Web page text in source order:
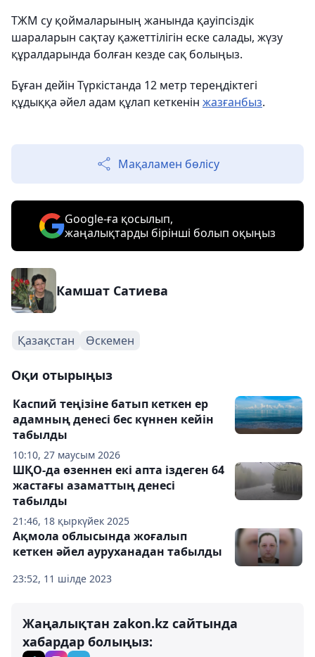
ТЖМ су қоймаларының жанында қауіпсіздік
шараларын сақтау қажеттілігін еске салады, жүзу
құралдарында болған кезде сақ болыңыз.
Бұған дейін Түркістанда 12 метр тереңдіктегі
құдыққа әйел адам құлап кеткенін жазғанбыз.
Мақаламен бөлісу
Google-ға қосылып,
жаңалықтарды бірінші болып оқыңыз
Камшат Сатиева
Қазақстан Өскемен
Оқи отырыңыз
10:10, 27 маусым 2026
Каспий теңізіне батып кеткен ер
адамның денесі бес күннен кейін
табылды
21:46, 18 қыркүйек 2025
ШҚО-да өзеннен екі апта іздеген 64
жастағы азаматтың денесі
табылды
23:52, 11 шілде 2023
Ақмола облысында жоғалып
кеткен әйел ауруханадан табылды
Жаңалықтан zakon.kz сайтында
хабардар болыңыз: